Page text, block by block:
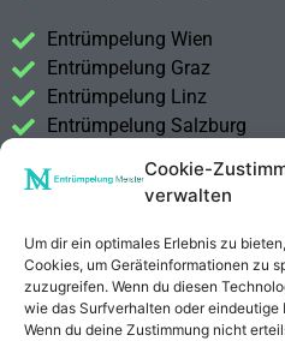
Cookie-
verwalten
Um dir ein optimales Erlebnis zu
Cookies, um Geräteinformationen zu
zuzugreifen. Wenn du diesen
wie das Surfverhalten oder eindeutige
Wenn du deine Zustimmung nicht
Entrümpelung Wien
Entrümpelung Graz
Entrümpelung Linz
Entrümpelung Salzburg
Entrümpelung Steiermark
Kontakt
Impressum
Datenschutzerklärung